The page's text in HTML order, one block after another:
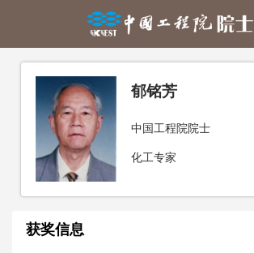
郁铭芳
中国工程院院士
化工专家
获奖信息